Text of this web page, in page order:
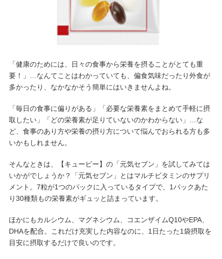
「健康のためには、日々の食事から栄養を摂ることがとても重
要！」…なんてことはわかっていても、偏食気味だったり外食が
多かったり、なかなかそう簡単にはいきませんよね。
「毎日の食事に偏りがある」「必要な栄養素をまとめて手軽に摂
取したい」「どの栄養素が足りていないのかわからない」…な
ど、食事のあり方や栄養の摂り方について悩んでおられる方も多
いかもしれません。
そんなときは、【キューピー】の「元気セブン」を試してみては
いかがでしょうか？「元気セブン」とはマルチビタミンのサプリ
メント。7粒が1つのパックに入っているタイプで、1パックあた
り30種類もの栄養素がギュッと詰まっています。
ほかにもカルシウム、マグネシウム、コエンザイムQ10やEPA、
DHAを配合。これだけ充実した内容なのに、1日たった1袋摂取を
目安に摂取するだけで良いのです。